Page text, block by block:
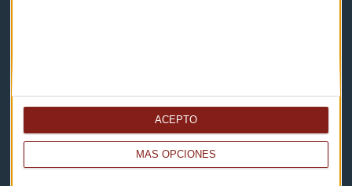
MÁS OPCIONES
ACEPTO